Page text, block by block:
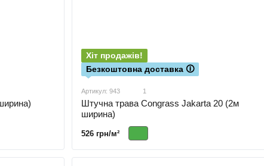
Хіт продажів!
Безкоштовна доставка 🛈
Артикул: 943 1
Штучна трава Congrass Jakarta 20 (2м
ширина)
526 грн/м²